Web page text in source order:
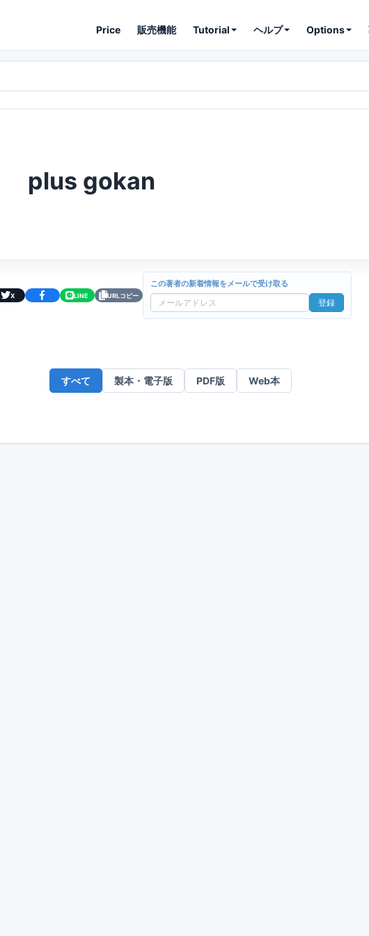
Price 販売機能 Tutorial ヘルプ Options
plus gokan
X LINE URLコピー
この著者の新着情報をメールで受け取る
メ
ド
レ
登録
すべて 製本・電子版 PDF版 Web本